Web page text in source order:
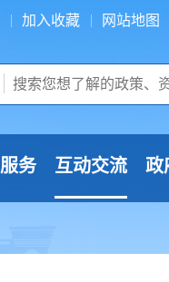
加入收藏 网站地图
务 互动交流 政